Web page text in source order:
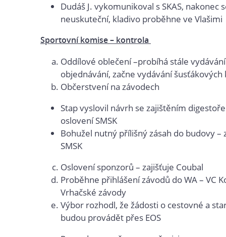
Dudáš J. vykomunikoval s SKAS, nakonec
neuskuteční, kladivo proběhne ve Vlašimi
Sportovní komise – kontrola
Oddílové oblečení –probíhá stále
objednávání, začne vydávání šusťákových
Občerstvení na závodech
Stap vyslovil návrh se zajištěním
oslovení SMSK
Bohužel nutný přílišný zásah do budovy –
SMSK
Oslovení sponzorů – zajišťuje Coubal
Proběhne přihlášení závodů do WA – VC
Vrhačské závody
Výbor rozhodl, že žádosti o cestovné a
budou provádět přes EOS